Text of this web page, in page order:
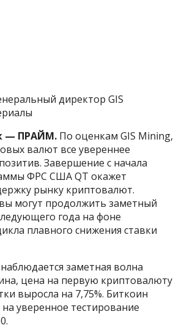
директор GIS
— ПРАЙМ. По оценкам GIS Mining,
валют все увереннее
Завершение с начала
ФРС США QT окажет
рынку криптовалют.
могут продолжить заметный
года на фоне
плавного снижения ставки
заметная волна
цена на первую криптовалюту
выросла на 7,75%. Биткоин
уверенное тестирование